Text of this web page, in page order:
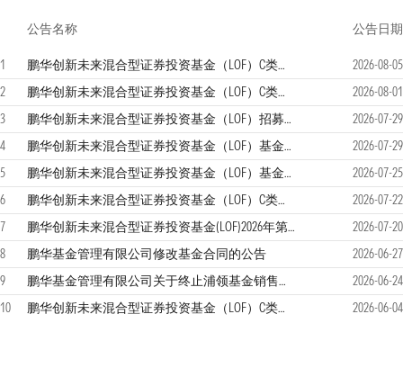
公告名称 公告日期
1 鹏华创新未来混合型证券投资基金（LOF）C类基金份额溢价风险提示公告
2026-08-05
2
鹏华创新未来混合型证券投资基金（LOF）C类基金份额溢价风险提示公告
2026-08-01
3
鹏华创新未来混合型证券投资基金（LOF）招募说明书更新
2026-07-29
4
鹏华创新未来混合型证券投资基金（LOF）基金产品资料概要更新
2026-07-29
5
鹏华创新未来混合型证券投资基金（LOF）基金经理变更公告
2026-07-25
6
鹏华创新未来混合型证券投资基金（LOF）C类基金份额溢价风险提示公告
2026-07-22
7
鹏华创新未来混合型证券投资基金(LOF)2026年第2季度报告
2026-07-20
8
鹏华基金管理有限公司修改基金合同的公告
2026-06-27
9
鹏华基金管理有限公司关于终止浦领基金销售有限公司办理本公司旗下基金销售业务的公告
2026-06-24
10
鹏华创新未来混合型证券投资基金（LOF）C类基金份额溢价风险提示公告 2026-06-04